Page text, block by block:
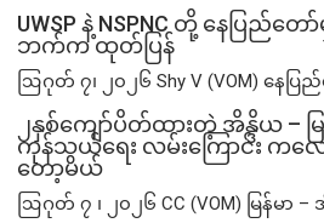
UWSP နဲ့ NSPNC တို့ နေပြည်
ဘက်က ထုတ်ပြန်
ဩဂုတ် ၇၊ ၂၀၂၆ Shy V (VOM) နေပ
၂နှစ်​ကျော်ပိတ်ထားတဲ့ အိန္ဒိယ – မ
ကုန်သွယ်ရေး လမ်းကြောင်း ကလေ
တော့မယ်
ဩဂုတ် ၇ ၊ ၂၀၂၆ CC (VOM) မြန်မာ –